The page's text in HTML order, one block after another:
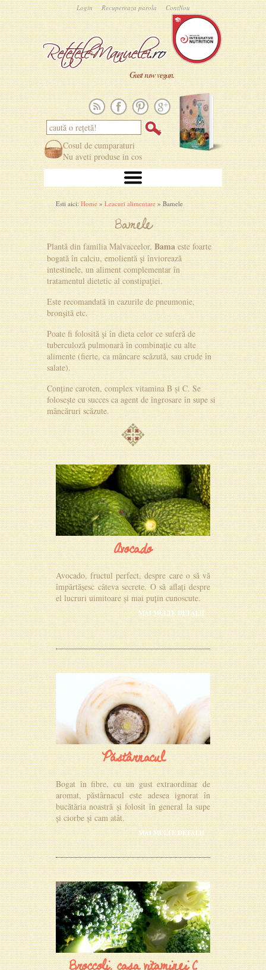
Login Recupereaza parola ContNou
Gust raw vegan.
Cosul de cumparaturi
Nu aveti produse in cos
Esti aici:Home»Leacuri alimentare» Bamele
Bamele
Plantă din familia Malvaceelor,Bamaeste foarte
bogată în calciu, emolientă şi înviorează
intestinele, un aliment complementar în
tratamentul dietetic al constipaţiei.
Este recomandată in cazurile de pneumonie,
bronşită etc.
Poate fi folosită şi în dieta celor ce suferă de
tuberculoză pulmonară în combinaţie cu alte
alimente (fierte, ca mâncare scăzută, sau crude în
salate).
Conține caroten, complex vitamina B și C. Se
folosește cu succes ca agent de îngrosare în supe si
mâncăruri scăzute.
Avocado
Avocado, fructul perfect, despre care o să vă
împărtășesc câteva secrete. O să aflați despre
el lucruri uimitoare și mai puțin cunoscute.
MAI MULTE DETALII
Păstârnacul
Bogat în fibre, cu un gust extraordinar de
aromat, păstârnacul este adesea ignorat în
bucătăria noastră și folosit în general la supe
și ciorbe și cam atât.
MAI MULTE DETALII